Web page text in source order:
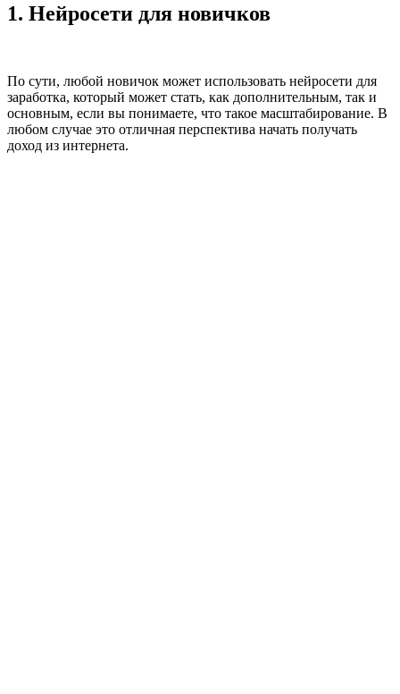
1. Нейросети для новичков
По сути, любой новичок может использовать нейросети для
заработка, который может стать, как дополнительным, так и
основным, если вы понимаете, что такое масштабирование. В
любом случае это отличная перспектива начать получать
доход из интернета.